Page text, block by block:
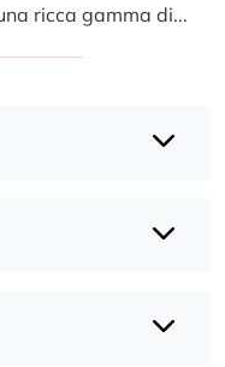
Clicca e ottieni informazioni su una ricca gamma di Carta da parati vinilica design: il modello Lapislazzuli di Glamora ti attende!